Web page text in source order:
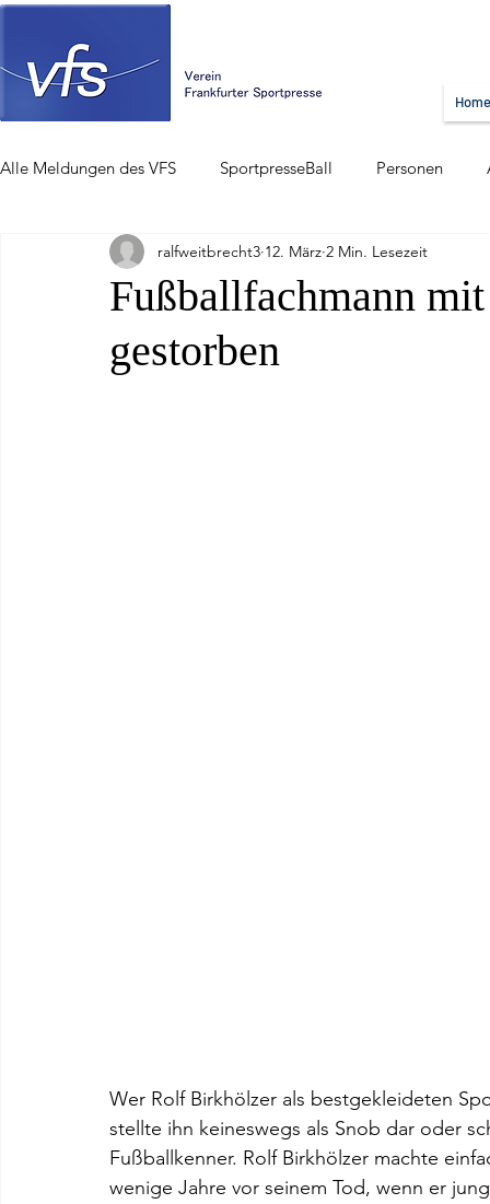
Home
Alle Meldungen des VFS SportpresseBall Personen
Fußballfachmann
gestorben
ralfweitbrecht3 12. März 2 Min. Lesezeit
Wer Rolf Birkhölzer als bestgekleideten
stellte ihn keineswegs als Snob dar oder
Fußballkenner. Rolf Birkhölzer machte
wenige Jahre vor seinem Tod, wenn er